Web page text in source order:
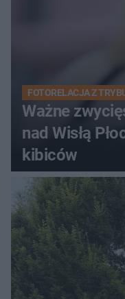
FOTORELACJA Z
Ważne
nad Wisłą
kibiców